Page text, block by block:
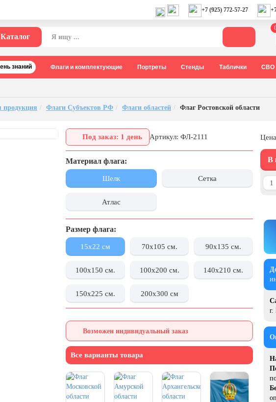
+7 (925) 772-57-27
Каталог
знаний Флаги и комплектующие Портреты Стенды Таблички СВО
продукция Флаги Субъектов РФ Флаги областей Флаг Ростовской области
Под заказ: 1 день Артикул: ФЛ-2111
Материал флага:
Шелк Сетка
Атлас
Размер флага:
15x22 см 70x105 см. 90x135 см.
100x150 см. 100x200 см. 140x210 см.
150x225 см. 200x300 см
Возможен индивидуальный заказ
Все варианты товара
В